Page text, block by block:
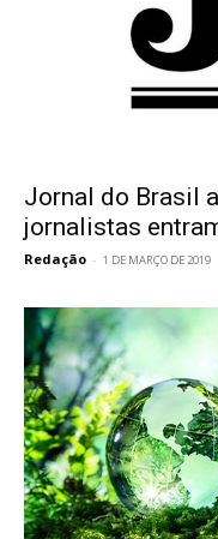
Jornal do Brasil
jornalistas
Redação - 1 DE MARÇO DE 2019